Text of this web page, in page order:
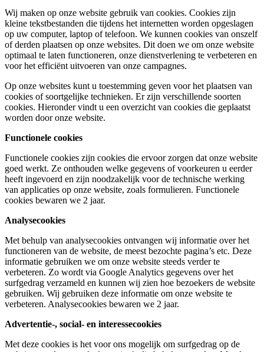
Wij maken op onze website gebruik van cookies. Cookies zijn
kleine tekstbestanden die tijdens het internetten worden opgeslagen
op uw computer, laptop of telefoon. We kunnen cookies van onszelf
of derden plaatsen op onze websites. Dit doen we om onze website
optimaal te laten functioneren, onze dienstverlening te verbeteren en
voor het efficiënt uitvoeren van onze campagnes.
Op onze websites kunt u toestemming geven voor het plaatsen van
cookies of soortgelijke technieken. Er zijn verschillende soorten
cookies. Hieronder vindt u een overzicht van cookies die geplaatst
worden door onze website.
Functionele cookies
Functionele cookies zijn cookies die ervoor zorgen dat onze website
goed werkt. Ze onthouden welke gegevens of voorkeuren u eerder
heeft ingevoerd en zijn noodzakelijk voor de technische werking
van applicaties op onze website, zoals formulieren. Functionele
cookies bewaren we 2 jaar.
Analysecookies
Met behulp van analysecookies ontvangen wij informatie over het
functioneren van de website, de meest bezochte pagina’s etc. Deze
informatie gebruiken we om onze website steeds verder te
verbeteren. Zo wordt via Google Analytics gegevens over het
surfgedrag verzameld en kunnen wij zien hoe bezoekers de website
gebruiken. Wij gebruiken deze informatie om onze website te
verbeteren. Analysecookies bewaren we 2 jaar.
Advertentie-, social- en interessecookies
Met deze cookies is het voor ons mogelijk om surfgedrag op de